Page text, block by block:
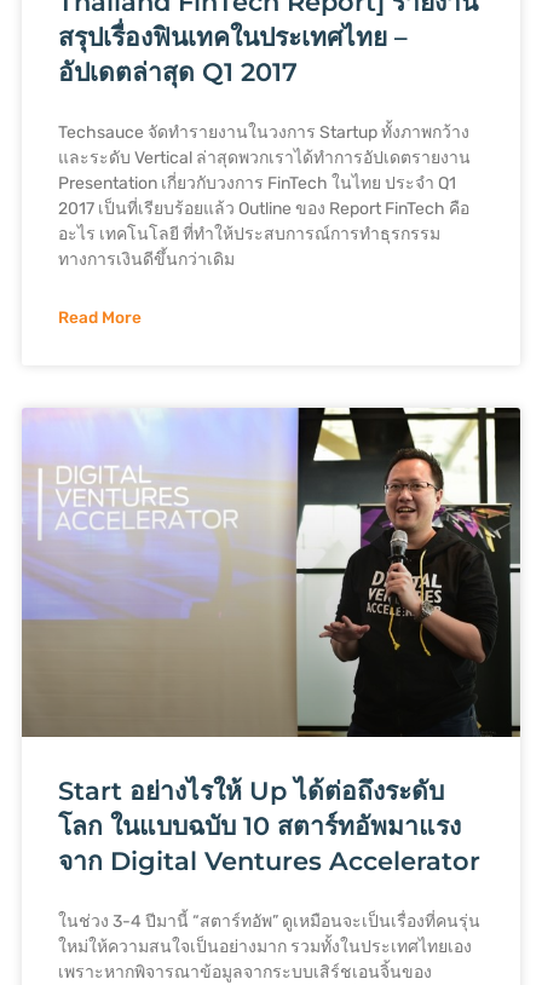
สรุปเรื่องฟินเทคในประเทศไทย –
อัปเดตล่าสุด Q1 2017
Techsauce จัดทำรายงานในวงการ Startup ทั้งภาพกว้าง
และระดับ Vertical ล่าสุดพวกเราได้ทำการอัปเดตรายงาน
Presentation เกี่ยวกับวงการ FinTech ในไทย ประจำ Q1
2017 เป็นที่เรียบร้อยแล้ว Outline ของ Report FinTech คือ
อะไร เทคโนโลยี ที่ทำให้ประสบการณ์การทำธุรกรรม
ทางการเงินดีขึ้นกว่าเดิม
Read More
Start อย่างไรให้ Up ได้ต่อถึงระดับ
โลก ในแบบฉบับ 10 สตาร์ทอัพมาแรง
จาก Digital Ventures Accelerator
ในช่วง 3-4 ปีมานี้ “สตาร์ทอัพ” ดูเหมือนจะเป็นเรื่องที่คนรุ่น
ใหม่ให้ความสนใจเป็นอย่างมาก รวมทั้งในประเทศไทยเอง
เพราะหากพิจารณาข้อมูลจากระบบเสิร์ชเอนจิ้นของ